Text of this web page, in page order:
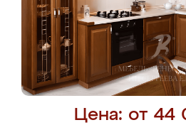
Цена: от 44